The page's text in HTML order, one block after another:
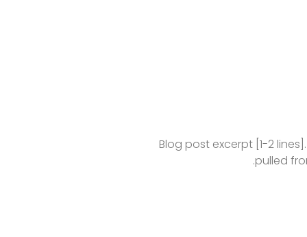
Blog post excerpt [1-2
pulled